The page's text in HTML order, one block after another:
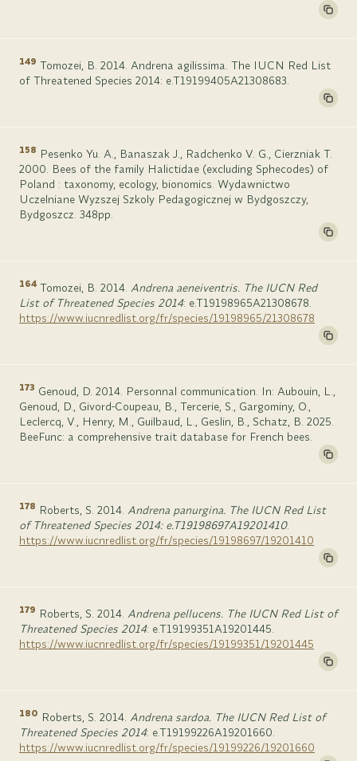
149 Tomozei, B. 2014. Andrena agilissima. The IUCN Red List
of Threatened Species 2014: e.T19199405A21308683.
158 Pesenko Yu. A., Banaszak J., Radchenko V. G., Cierzniak T.
2000. Bees of the family Halictidae (excluding Sphecodes) of
Poland : taxonomy, ecology, bionomics. Wydawnictwo
Uczelniane Wyzszej Szkoly Pedagogicznej w Bydgoszczy,
Bydgoszcz. 348pp.
164 Tomozei, B. 2014. Andrena aeneiventris. The IUCN Red
List of Threatened Species 2014: e.T19198965A21308678.
https://www.iucnredlist.org/fr/species/19198965/21308678
173 Genoud, D. 2014. Personnal communication. In: Aubouin, L.,
Genoud, D., Givord-Coupeau, B., Tercerie, S., Gargominy, O.,
Leclercq, V., Henry, M., Guilbaud, L., Geslin, B., Schatz, B. 2025.
BeeFunc: a comprehensive trait database for French bees.
178 Roberts, S. 2014. Andrena panurgina. The IUCN Red List
of Threatened Species 2014: e.T19198697A19201410.
https://www.iucnredlist.org/fr/species/19198697/19201410
179 Roberts, S. 2014. Andrena pellucens. The IUCN Red List of
Threatened Species 2014: e.T19199351A19201445.
https://www.iucnredlist.org/fr/species/19199351/19201445
180 Roberts, S. 2014. Andrena sardoa. The IUCN Red List of
Threatened Species 2014: e.T19199226A19201660.
https://www.iucnredlist.org/fr/species/19199226/19201660